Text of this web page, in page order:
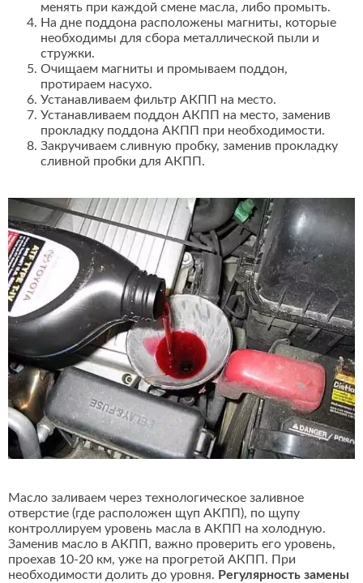
менять при каждой смене масла, либо промыть.
На дне поддона расположены магниты, которые
необходимы для сбора металлической пыли и
стружки.
Очищаем магниты и промываем поддон,
протираем насухо.
Устанавливаем фильтр АКПП на место.
Устанавливаем поддон АКПП на место, заменив
прокладку поддона АКПП при необходимости.
Закручиваем сливную пробку, заменив прокладку
сливной пробки для АКПП.
Масло заливаем через технологическое заливное
отверстие (где расположен щуп АКПП), по щупу
контроллируем уровень масла в АКПП на холодную.
Заменив масло в АКПП, важно проверить его уровень,
проехав 10-20 км, уже на прогретой АКПП. При
необходимости долить до уровня. Регулярность замены